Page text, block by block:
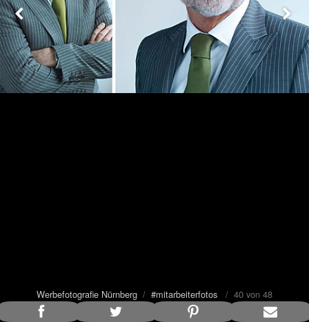
Werbefotografie Nürnberg / #mitarbeiterfotos / 40 von 48
Bildunterschrift anzeigen